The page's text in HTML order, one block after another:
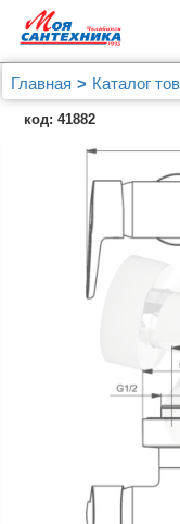
Главная Каталог
Смесители Ideal
Смеситель Ideal
код: 41882